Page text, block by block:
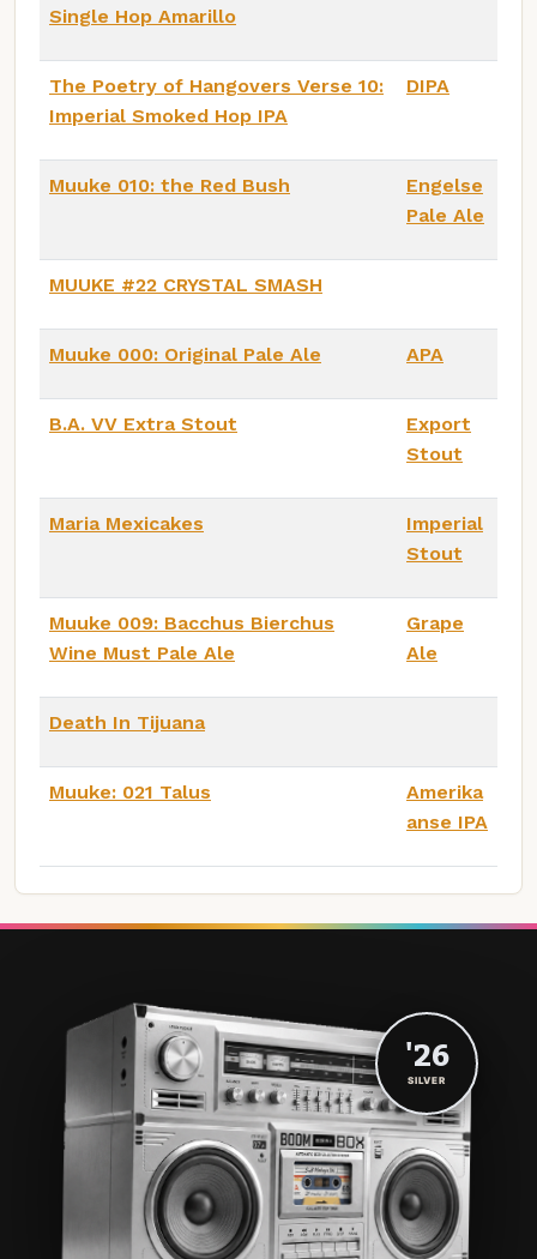
Single Hop Amarillo
The Poetry of Hangovers Verse 10:
Imperial Smoked Hop IPA
DIPA
Muuke 010: the Red Bush
Engelse
Pale Ale
MUUKE #22 CRYSTAL SMASH
Muuke 000: Original Pale Ale APA
B.A. VV Extra Stout
Export
Stout
Maria Mexicakes
Imperial
Stout
Muuke 009: Bacchus Bierchus
Wine Must Pale Ale
Grape
Ale
Death In Tijuana
Muuke: 021 Talus
Amerika
anse IPA
'26
SILVER